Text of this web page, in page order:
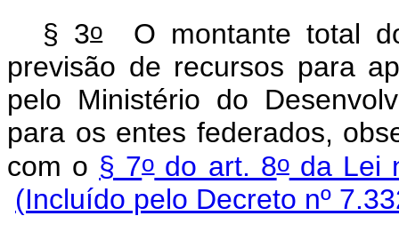
§ 3oO montante total
previsão de recursos para
pelo Ministério do
para os entes federados,
com o § 7odo art. 8oda Lei
(Incluído pelo Decreto nº